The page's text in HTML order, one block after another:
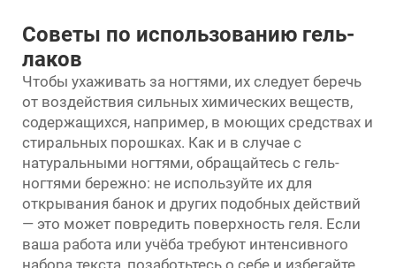
Советы по использованию гель-
лаков
Чтобы ухаживать за ногтями, их следует беречь
от воздействия сильных химических веществ,
содержащихся, например, в моющих средствах и
стиральных порошках. Как и в случае с
натуральными ногтями, обращайтесь с гель-
ногтями бережно: не используйте их для
открывания банок и других подобных действий
— это может повредить поверхность геля. Если
ваша работа или учёба требуют интенсивного
набора текста, позаботьтесь о себе и избегайте